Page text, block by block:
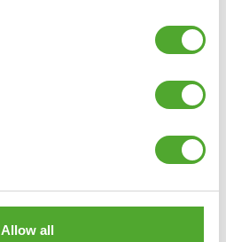
Allow all